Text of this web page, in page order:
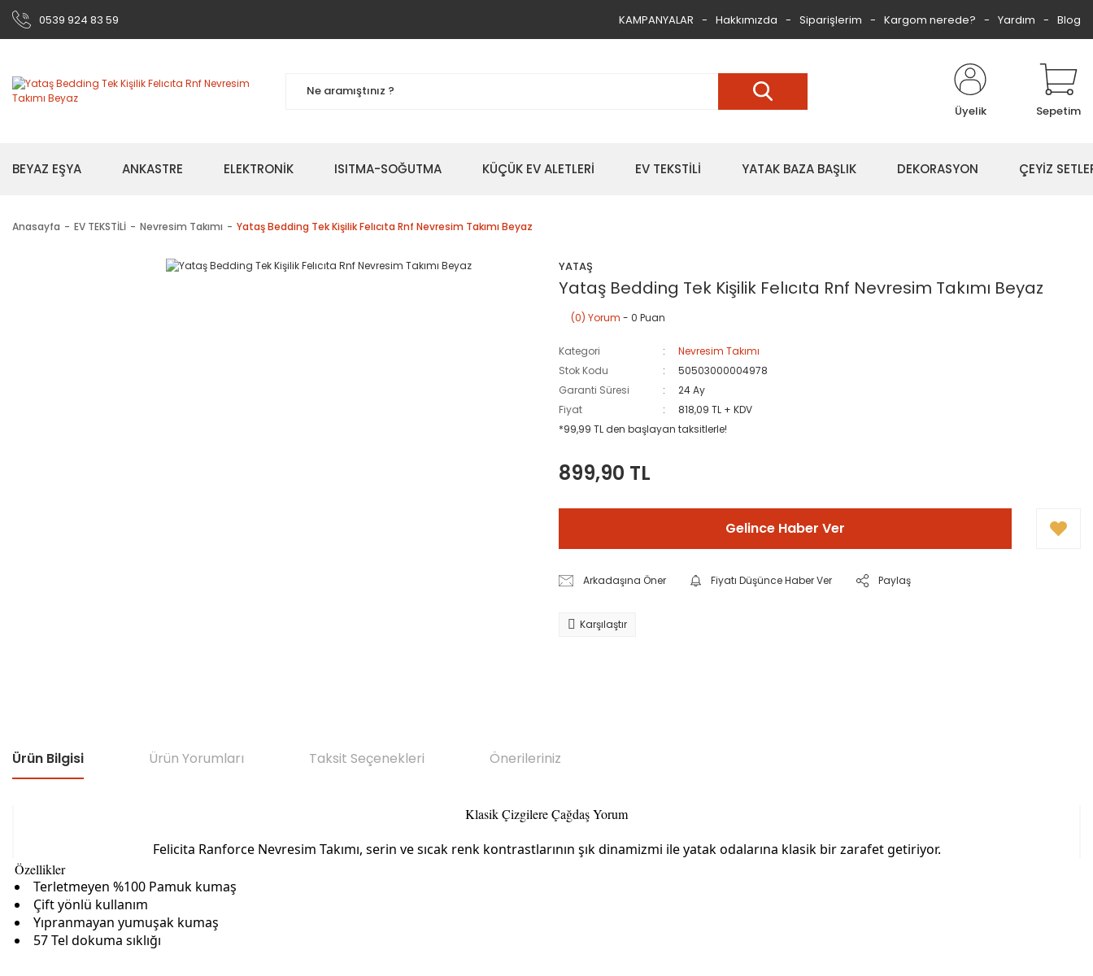
0539 924 83 59 KAMPANYALAR Hakkımızda Siparişlerim Kargom nerede? Yardım Blog
Üyelik Sepetim
BEYAZ EŞYA ANKASTRE ELEKTRONİK ISITMA-SOĞUTMA KÜÇÜK EV ALETLERİ EV TEKSTİLİ YATAK BAZA BAŞLIK DEKORASYON ÇEYİZ
Anasayfa EV TEKSTİLİ Nevresim Takımı Yataş Bedding Tek Kişilik Felıcıta Rnf Nevresim Takımı Beyaz
YATAŞ
Yataş Bedding Tek Kişilik Felıcıta Rnf Nevresim Takımı Beyaz
(0) Yorum - 0 Puan
Kategori
Nevresim Takımı
Stok Kodu
50503000004978
Garanti Süresi
24 Ay
Fiyat
818,09 TL + KDV
*99,99 TL den başlayan taksitlerle!
899,90 TL
Gelince Haber Ver
Arkadaşına Öner Fiyatı Düşünce Haber Ver Paylaş
Karşılaştır
Ürün Bilgisi Ürün Yorumları Taksit Seçenekleri Önerileriniz
Klasik Çizgilere Çağdaş Yorum
Felicita Ranforce Nevresim Takımı, serin ve sıcak renk kontrastlarının şık dinamizmi ile yatak odalarına klasik bir zarafet getiriyor.
Özellikler
Terletmeyen %100 Pamuk kumaş
Çift yönlü kullanım
Yıpranmayan yumuşak kumaş
57 Tel dokuma sıklığı